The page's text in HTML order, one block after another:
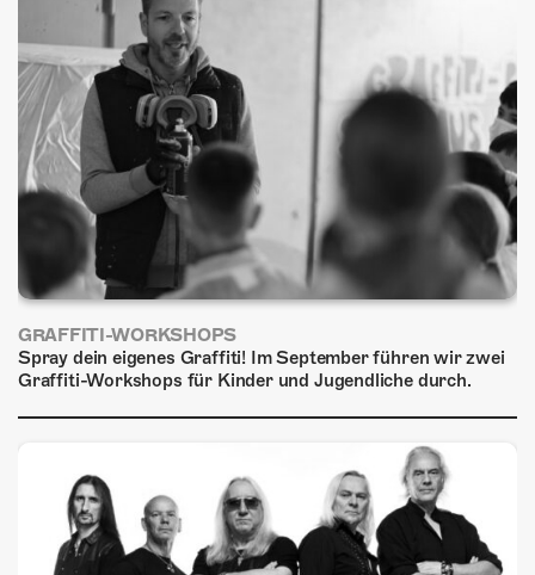
GRAFFITI-WORKSHOPS
Spray dein eigenes Graffiti! Im September führen wir zwei
Graffiti-Workshops für Kinder und Jugendliche durch.